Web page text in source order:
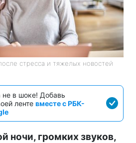
стресса и тяжелых новостей
не в шоке! Добавь
ленте вместе с РБК-
ночи, громких звуков,